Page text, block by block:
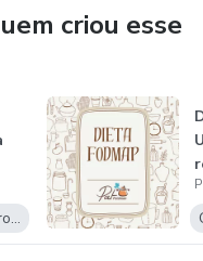
impressos de muito
dedicada, Pat
na área de
em alimentos
criou esse
Culinária e Gastronomia